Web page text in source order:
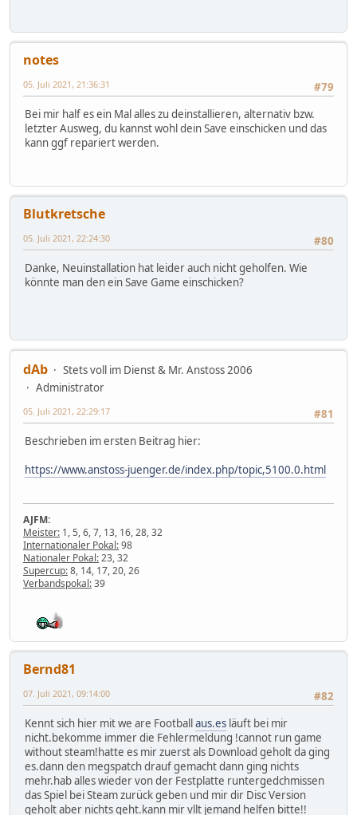
notes
#79
05. Juli 2021, 21:36:31
Bei mir half es ein Mal alles zu deinstallieren, alternativ bzw.
letzter Ausweg, du kannst wohl dein Save einschicken und das
kann ggf repariert werden.
Blutkretsche
#80
05. Juli 2021, 22:24:30
Danke, Neuinstallation hat leider auch nicht geholfen. Wie
könnte man den ein Save Game einschicken?
dAb
Stets voll im Dienst & Mr. Anstoss 2006
Administrator
#81
05. Juli 2021, 22:29:17
Beschrieben im ersten Beitrag hier:
https://www.anstoss-juenger.de/index.php/topic,5100.0.html
AJFM:
Meister: 1, 5, 6, 7, 13, 16, 28, 32
Internationaler Pokal:98
Nationaler Pokal:23, 32
Supercup:8, 14, 17, 20, 26
Verbandspokal:39
Bernd81
#82
07. Juli 2021, 09:14:00
Kennt sich hier mit we are Footballaus.es läuft bei mir
nicht.bekomme immer die Fehlermeldung !cannot run game
without steam!hatte es mir zuerst als Download geholt da ging
es.dann den megspatch drauf gemacht dann ging nichts
mehr.hab alles wieder von der Festplatte runtergedchmissen
das Spiel bei Steam zurück geben und mir dir Disc Version
geholt aber nichts geht.kann mir vllt jemand helfen bitte!!